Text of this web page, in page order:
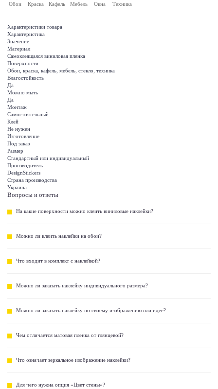
Обои Краска Кафель Мебель Окна Техника
Характеристики товара
Характеристика
Значение
Материал
Самоклеящаяся виниловая пленка
Поверхности
Обои, краска, кафель, мебель, стекло, техника
Влагостойкость
Да
Можно мыть
Да
Монтаж
Самостоятельный
Клей
Не нужен
Изготовление
Под заказ
Размер
Стандартный или индивидуальный
Производитель
DesignStickers
Страна производства
Украина
Вопросы и ответы
На какие поверхности можно клеить виниловые наклейки?
Можно ли клеить наклейки на обои?
Что входит в комплект с наклейкой?
Можно ли заказать наклейку индивидуального размера?
Можно ли заказать наклейку по своему изображению или идее?
Чем отличается матовая пленка от глянцевой?
Что означает зеркальное изображение наклейки?
Для чего нужна опция «Цвет стены»?